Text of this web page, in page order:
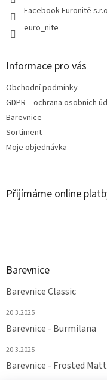
Facebook Euronitě
euro_nite
Informace pro vás
Obchodní podmínky
GDPR – ochrana osobních
Barevnice
Sortiment
Moje objednávka
Přijímáme online
Barevnice
Barevnice Classic
20.3.2025
Barevnice - Burmilana
20.3.2025
Barevnice - Frosted Matt